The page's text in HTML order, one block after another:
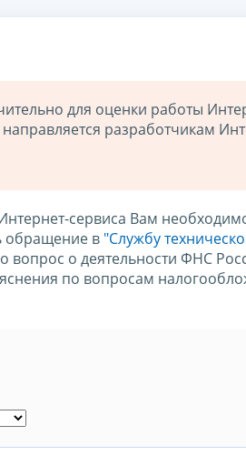
для оценки работы
разработчикам
сервиса Вам
обращение в "Службу
вопрос о деятельности ФНС
по вопросам